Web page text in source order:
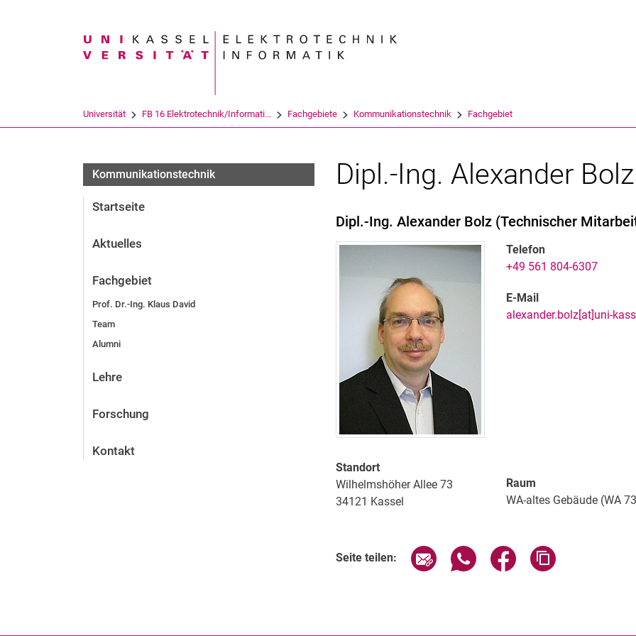
Suchbegriff
Universität FB 16 Elektrotechnik/Informati... Fachgebiete Kommunikationstechnik Fachgebiet
Kommunikationstechnik
Startseite
Aktuelles
Fachgebiet
Prof. Dr.-Ing. Klaus David
Team
Alumni
Lehre
Forschung
Kontakt
Dipl.-Ing. Alexander Bolz
Dipl.-Ing.Alexander Bolz (Technischer
Telefon
+49 561 804-6307
E-Mail
alexander.bolz[at]uni-
Standort
Wilhelmshöher Allee 73
34121 Kassel
Raum
WA-altes Gebäude (WA
Seite teilen: Seite über E-Mail teilen
Seite über WhatsApp teilen
Seite über Facebook